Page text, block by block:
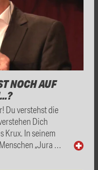
NOCH AUF
Du verstehst die
Dich
Krux. In seinem
„Jura …